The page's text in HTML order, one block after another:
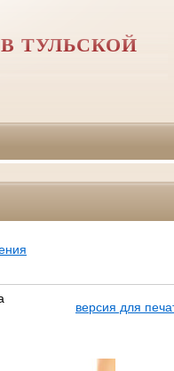
ТУЛЬСКОЙ
версия для